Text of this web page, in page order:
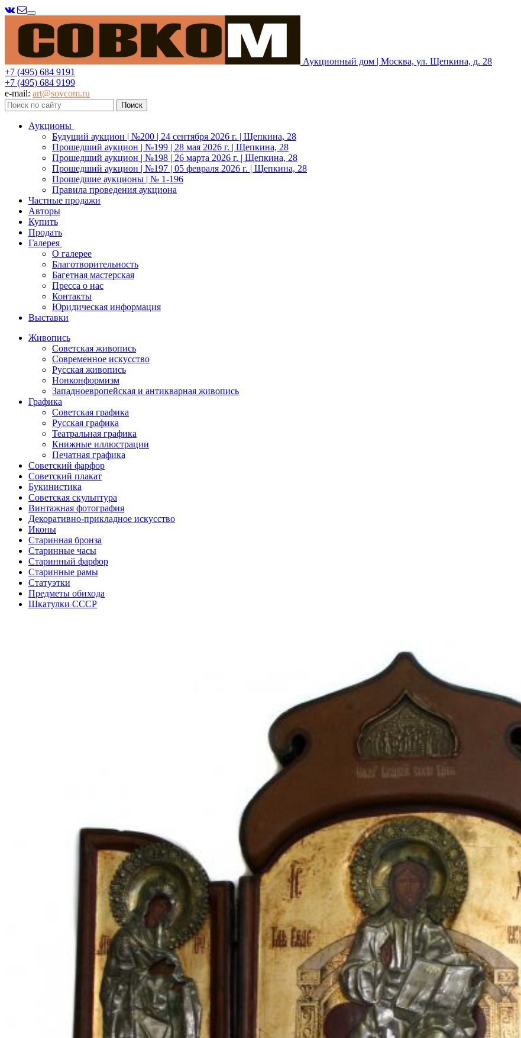
Меню
Аукционный дом | Москва, ул. Щепкина, д. 28
+7 (495) 684 9191
+7 (495) 684 9199
e-mail: art@sovcom.ru
Аукционы
Будущий аукцион | №200 | 24 сентября 2026 г. | Щепкина, 28
Прошедший аукцион | №199 | 28 мая 2026 г. | Щепкина, 28
Прошедший аукцион | №198 | 26 марта 2026 г. | Щепкина, 28
Прошедший аукцион | №197 | 05 февраля 2026 г. | Щепкина, 28
Прошедшие аукционы | № 1-196
Правила проведения аукциона
Частные продажи
Авторы
Купить
Продать
Галерея
О галерее
Благотворительность
Багетная мастерская
Пресса о нас
Контакты
Юридическая информация
Выставки
Живопись
Советская живопись
Современное искусство
Русская живопись
Нонконформизм
Западноевропейская и антикварная живопись
Графика
Советская графика
Русская графика
Театральная графика
Книжные иллюстрации
Печатная графика
Советский фарфор
Советский плакат
Букинистика
Советская скульптура
Винтажная фотография
Декоративно-прикладное искусство
Иконы
Старинная бронза
Старинные часы
Старинный фарфор
Старинные рамы
Статуэтки
Предметы обихода
Шкатулки СССР